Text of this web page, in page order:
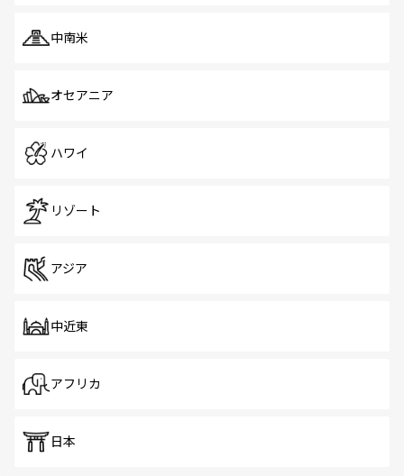
中南米
オセアニア
ハワイ
リゾート
アジア
中近東
アフリカ
日本